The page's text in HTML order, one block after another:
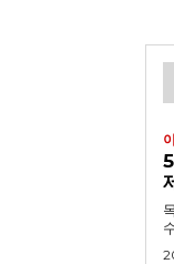
목차 1. 긴급